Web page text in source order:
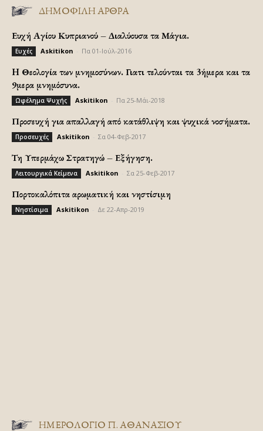
ΔΗΜΟΦΙΛΗ ΑΡΘΡΑ
Ευχή Αγίου Κυπριανού – Διαλύουσα τα Μάγια.
Ευχές Askitikon Πα 01-Ιούλ-2016
H Θεολογία των μνημοσύνων. Γιατι τελούνται τα 3ήμερα και τα
9μερα μνημόσυνα.
Ωφέλημα Ψυχής Askitikon Πα 25-Μάι-2018
Προσευχή για απαλλαγή από κατάθλιψη και ψυχικά νοσήματα.
Προσευχές Askitikon Σα 04-Φεβ-2017
Τη Υπερμάχω Στρατηγώ – Εξήγηση.
Λειτουργικά Κείμενα Askitikon Σα 25-Φεβ-2017
Πορτοκαλόπιτα αρωματική και νηστίσιμη
Νηστίσιμα Askitikon Δε 22-Απρ-2019
ΗΜΕΡΟΛΟΓΙΟ Π. ΑΘΑΝΑΣΙΟΥ